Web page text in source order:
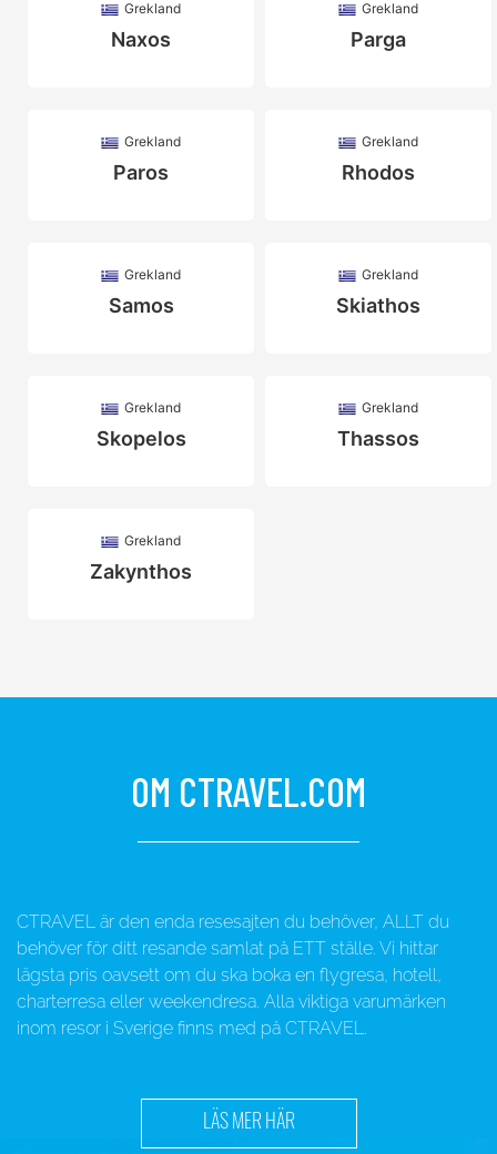
Grekland
Naxos
Grekland
Parga
Grekland
Paros
Grekland
Rhodos
Grekland
Samos
Grekland
Skiathos
Grekland
Skopelos
Grekland
Thassos
Grekland
Zakynthos
OM CTRAVEL.COM
CTRAVEL är den enda resesajten du behöver, ALLT du
behöver för ditt resande samlat på ETT ställe. Vi hittar
lägsta pris oavsett om du ska boka en flygresa, hotell,
charterresa eller weekendresa. Alla viktiga varumärken
inom resor i Sverige finns med på CTRAVEL.
LÄS MER HÄR